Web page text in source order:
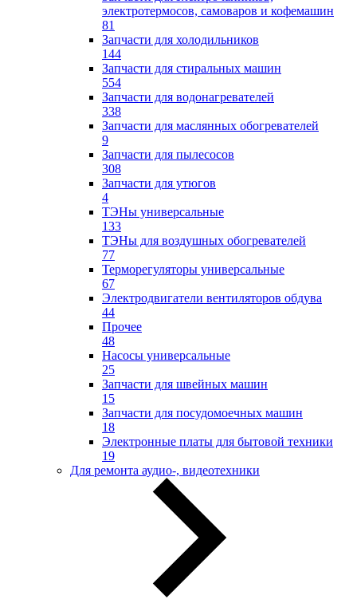
электротермосов, самоваров и кофемашин
81
Запчасти для холодильников
144
Запчасти для стиральных машин
554
Запчасти для водонагревателей
338
Запчасти для маслянных обогревателей
9
Запчасти для пылесосов
308
Запчасти для утюгов
4
ТЭНы универсальные
133
ТЭНы для воздушных обогревателей
77
Терморегуляторы универсальные
67
Электродвигатели вентиляторов обдува
44
Прочее
48
Насосы универсальные
25
Запчасти для швейных машин
15
Запчасти для посудомоечных машин
18
Электронные платы для бытовой техники
19
Для ремонта аудио-, видеотехники